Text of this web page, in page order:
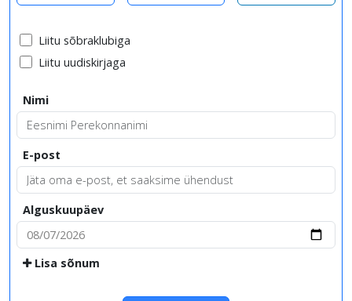
Liitu sõbraklubiga
Liitu uudiskirjaga
Nimi
E-post
Alguskuupäev
Lisa sõnum